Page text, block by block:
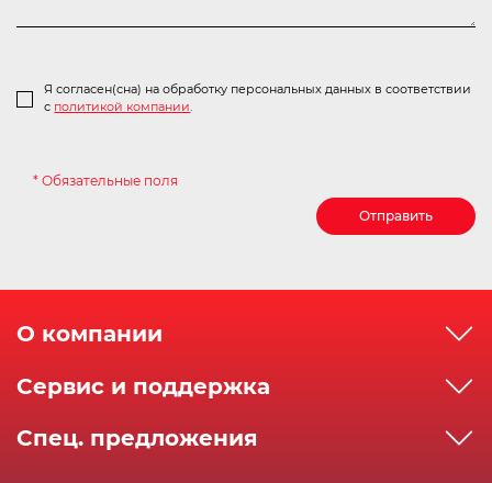
Я согласен(сна) на обработку персональных данных в соответствии
с политикой компании.
* Обязательные поля
Отправить
О компании
Сервисный центр
Сервис и поддержка
Спец. предложения